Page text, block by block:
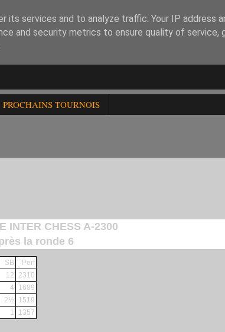
PROCHAINS TOURNOIS
INTER CHESS A-2300
la ronde 6
SB
Perf
12
2310
4
1689
2½ 1519
1 1357
its services and to analyze traffic. Your IP address
and security metrics to ensure quality of service,